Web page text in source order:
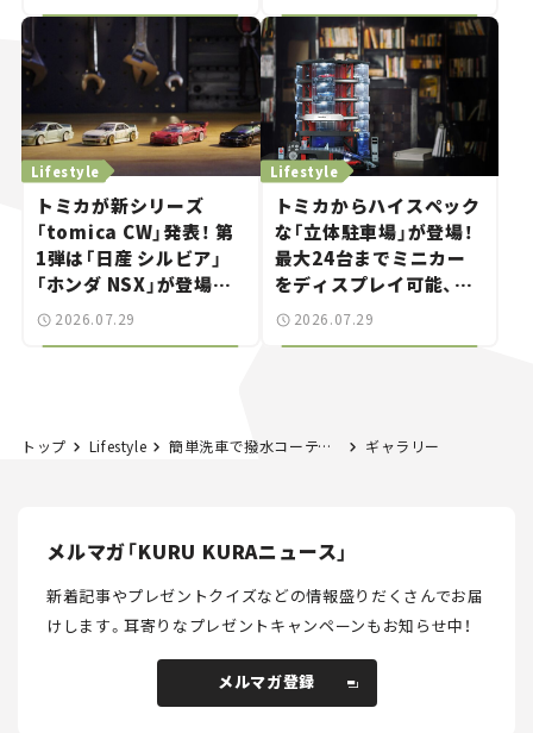
トミカが新シリーズ
「tomica CW」発表！ 第
1弾は「日産 シルビア」
「ホンダ NSX」が登場。
世界が注目す
Lifestyle
2026.07.29
トミカからハイスペック
な「立体駐車場」が登場！
最大24台までミニカー
をディスプレイ可能、特
別な「日産 GT-R
Lifestyle
2026.07.29
トップ Lifestyle 簡単洗車で撥水コーティング！ ボディもウインドウガラスも愛車の雨対策はこれでバッチリ【カーマニア本田浩隆の愛車日常メンテナンス】 ギャラリー
メルマガ「KURU KURAニュース」
新着記事やプレゼントクイズなどの情報盛りだくさんでお届
けします。耳寄りなプレゼントキャンペーンもお知らせ中！
メルマガ登録